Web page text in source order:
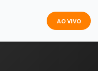
AO VIVO